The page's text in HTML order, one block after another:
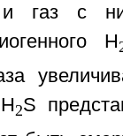
газ с
H
2S